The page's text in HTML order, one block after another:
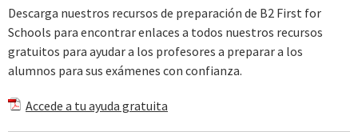
Descarga nuestros recursos de preparación de B2 First for
Schools para encontrar enlaces a todos nuestros recursos
gratuitos para ayudar a los profesores a preparar a los
alumnos para sus exámenes con confianza.
Accede a tu ayuda gratuita